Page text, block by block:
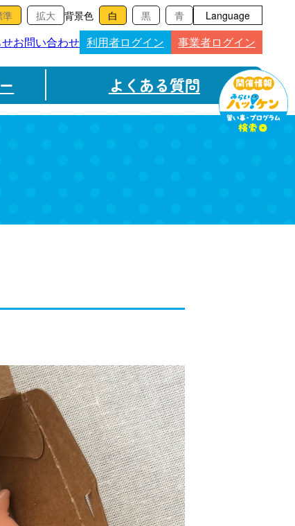
背景色 Language
お問い合わせ 利用者ログイン 事業者ログイン
よくある質問